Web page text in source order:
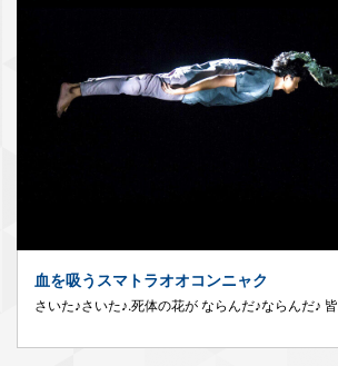
血を吸うスマトラオオコンニャク
さいた♪さいた♪.死体の花が ならんだ♪ならんだ♪